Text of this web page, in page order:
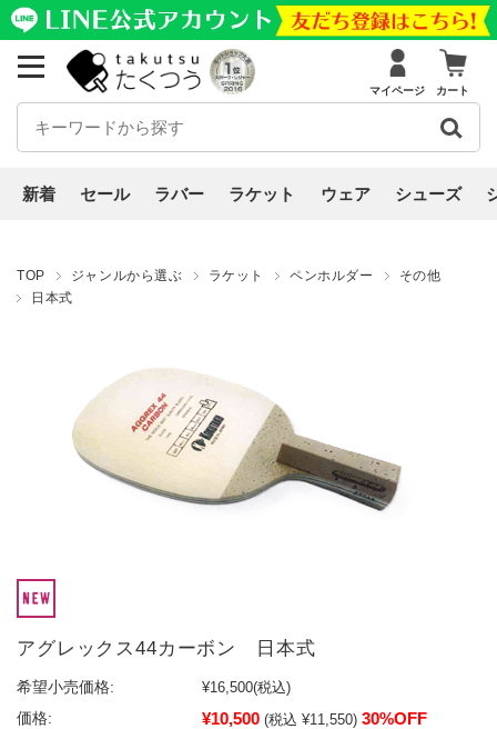
マイページ カート
新着 セール ラバー ラケット ウェア シューズ
TOP ジャンルから選ぶ ラケット ペンホルダー
その他
日本式
アグレックス44カーボン 日本式
希望小売価格: ¥16,500(税込)
価格:
¥10,500 (税込 ¥11,550) 30%OFF